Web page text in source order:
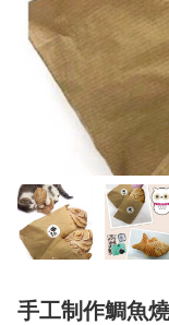
手工制作鯛魚